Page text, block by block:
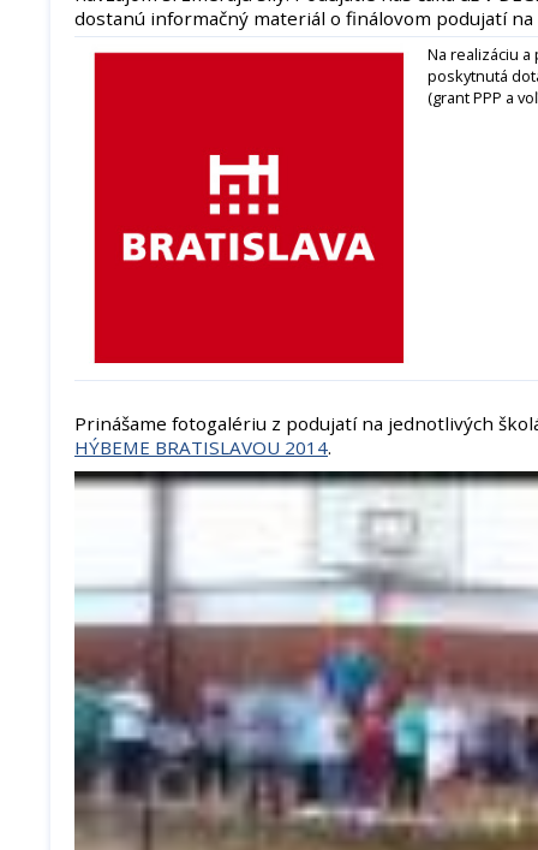
dostanú informačný materiál o finálovom podujatí
Na realizáciu
poskytnutá
(grant PPP a
Prinášame fotogalériu z podujatí na jednotlivých
HÝBEME BRATISLAVOU 2014.